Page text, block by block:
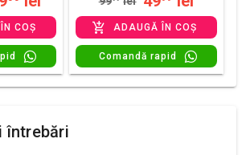
COȘ ADAUGĂ ÎN COȘ
Comandă rapid
întrebări